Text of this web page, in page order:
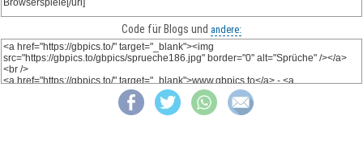
Code für Blogs und andere: